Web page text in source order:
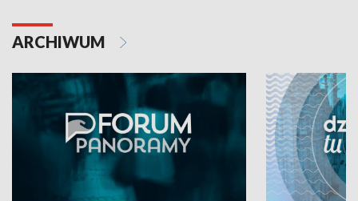
ARCHIWUM